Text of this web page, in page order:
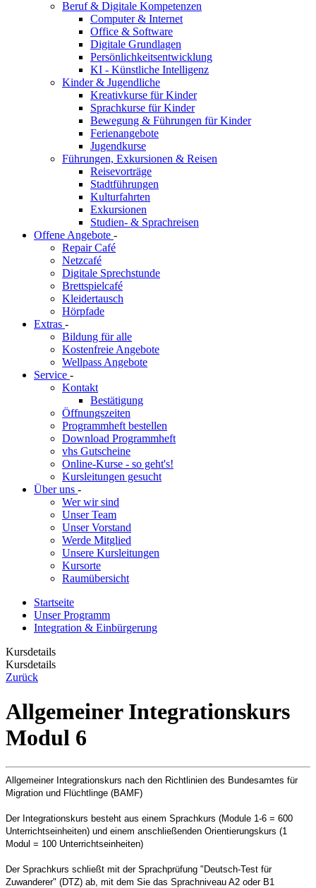
Beruf & Digitale Kompetenzen
Computer & Internet
Office & Software
Digitale Grundlagen
Persönlichkeitsentwicklung
KI - Künstliche Intelligenz
Kinder & Jugendliche
Kreativkurse für Kinder
Sprachkurse für Kinder
Bewegung & Führungen für Kinder
Ferienangebote
Jugendkurse
Führungen, Exkursionen & Reisen
Reisevorträge
Stadtführungen
Kulturfahrten
Exkursionen
Studien- & Sprachreisen
Offene Angebote -
Repair Café
Netzcafé
Digitale Sprechstunde
Brettspielcafé
Kleidertausch
Hörpfade
Extras -
Bildung für alle
Kostenfreie Angebote
Wellpass Angebote
Service -
Kontakt
Bestätigung
Öffnungszeiten
Programmheft bestellen
Download Programmheft
vhs Gutscheine
Online-Kurse - so geht's!
Kursleitungen gesucht
Über uns -
Wer wir sind
Unser Team
Unser Vorstand
Werde Mitglied
Unsere Kursleitungen
Kursorte
Raumübersicht
Startseite
Unser Programm
Integration & Einbürgerung
Kursdetails
Kursdetails
Zurück
Allgemeiner Integrationskurs
Modul 6
Allgemeiner Integrationskurs nach den Richtlinien des Bundesamtes für
Migration und Flüchtlinge (BAMF)
Der Integrationskurs besteht aus einem Sprachkurs (Module 1-6 = 600
Unterrichtseinheiten) und einem anschließenden Orientierungskurs (1
Modul = 100 Unterrichtseinheiten)
Der Sprachkurs schließt mit der Sprachprüfung "Deutsch-Test für
Zuwanderer" (DTZ) ab, mit dem Sie das Sprachniveau A2 oder B1